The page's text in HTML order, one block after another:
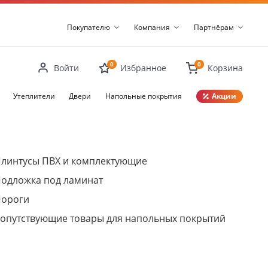
Покупателю Компания Партнёрам
Войти 0 Избранное 0 Корзина
Утеплители Двери Напольные покрытия Акции
ПВХ и комплектующие
под ламинат
товары для напольных покрытий